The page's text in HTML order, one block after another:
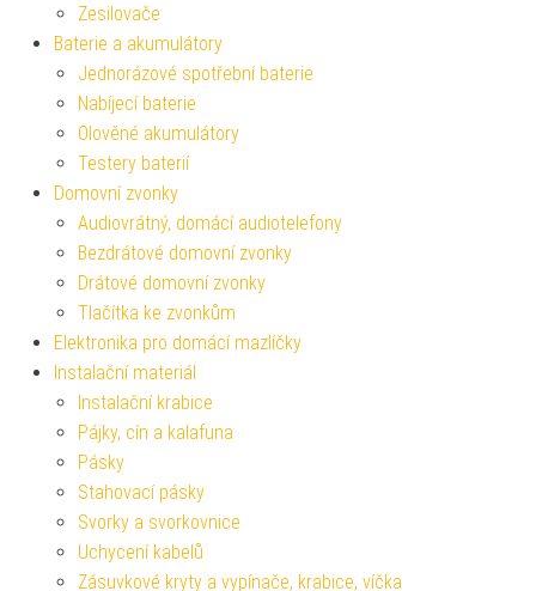
Zesilovače
Baterie a akumulátory
Jednorázové spotřební baterie
Nabíjecí baterie
Olověné akumulátory
Testery baterií
Domovní zvonky
Audiovrátný, domácí audiotelefony
Bezdrátové domovní zvonky
Drátové domovní zvonky
Tlačítka ke zvonkům
Elektronika pro domácí mazlíčky
Instalační materiál
Instalační krabice
Pájky, cín a kalafuna
Pásky
Stahovací pásky
Svorky a svorkovnice
Uchycení kabelů
Zásuvkové kryty a vypínače, krabice, víčka